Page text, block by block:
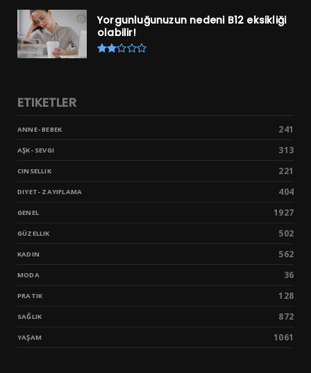
Yorgunluğunuzun nedeni B12 eksikliği
olabilir!
ETIKETLER
ANNE- BEBEK 241
AŞK- SEVGI 313
CINSELLIK 221
DIYET- ZAYIFLAMA 404
GENEL 1927
GÜZELLIK 502
KADIN 562
MODA 36
PRATIK 128
SAĞLIK 872
YAŞAM 1061